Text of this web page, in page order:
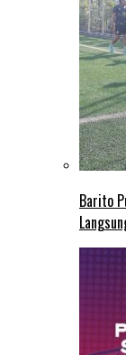
Barito